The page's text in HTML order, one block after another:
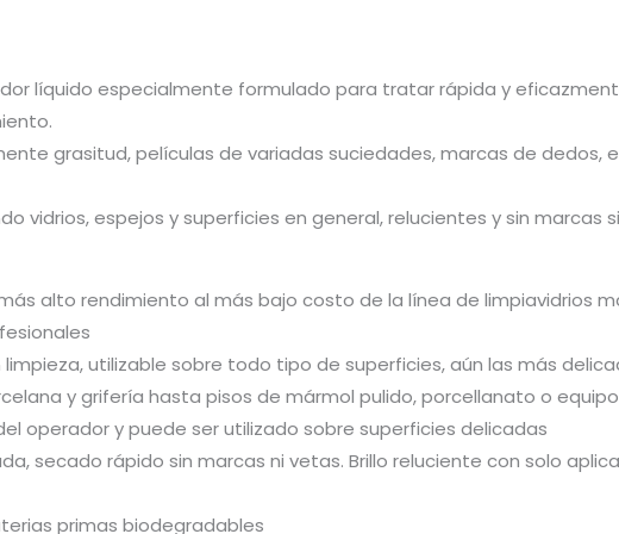
líquido especialmente formulado para tratar rápida y
grasitud, películas de variadas suciedades, marcas de dedos,
vidrios, espejos y superficies en general, relucientes y sin marcas
alto rendimiento al más bajo costo de la línea de limpiavidrios
utilizable sobre todo tipo de superficies, aún las más
y grifería hasta pisos de mármol pulido, porcellanato o
operador y puede ser utilizado sobre superficies delicadas
secado rápido sin marcas ni vetas. Brillo reluciente con solo
primas biodegradables